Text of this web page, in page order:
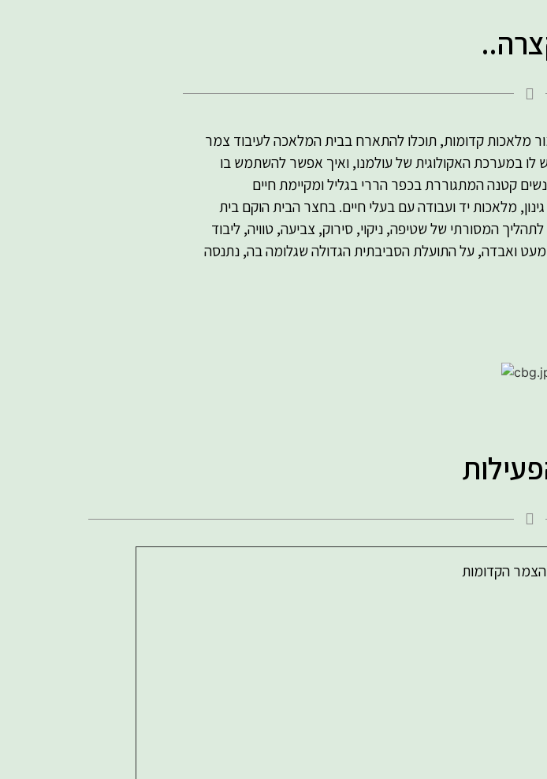
מלאכות קדומות, תוכלו להתארח בבית המלאכה לעיבוד צמר
לו במערכת האקולוגית של עולמנו, ואיך אפשר להשתמש בו
קטנה המתגוררת בכפר הררי בגליל ומקיימת חיים
מלאכות יד ועבודה עם בעלי חיים. בחצר הבית הוקם בית
המסורתי של שטיפה, ניקוי, סירוק, צביעה, טוויה, ליבוד
ואבדה, על התועלת הסביבתית הגדולה שגלומה בה, נתנסה
הקדומות